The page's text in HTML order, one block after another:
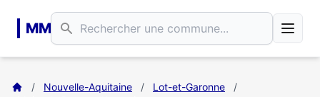
MM
/ Nouvelle-Aquitaine / Lot-et-Garonne
/